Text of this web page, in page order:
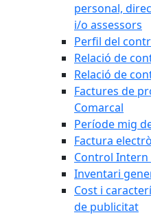
personal,
i/o assessors
Perfil del
Relació de
Relació de
Factures de
Comarcal
Període mig
Factura
Control Intern
Inventari
Cost i
de publicitat